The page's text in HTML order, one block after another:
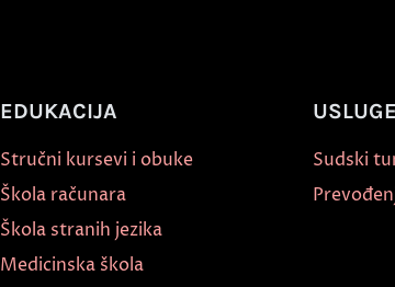
EDUKACIJA
Stručni kursevi i obuke
Škola računara
Škola stranih jezika
Medicinska škola
USLUGE
Sudski